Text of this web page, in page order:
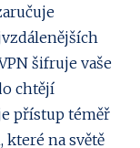
šifruje vaše
chtějí
přístup téměř
na světě